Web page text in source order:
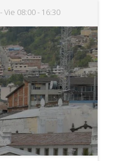
Vie 08:00 - 16:30